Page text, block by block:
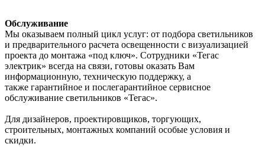
Обслуживание
Мы оказываем полный цикл услуг: от подбора светильников
и предварительного расчета освещенности с визуализацией
проекта до монтажа «под ключ». Сотрудники «Тегас
электрик» всегда на связи, готовы оказать Вам
информационную, техническую поддержку, а
также гарантийное и послегарантийное сервисное
обслуживание светильников «Тегас».
Для дизайнеров, проектировщиков, торгующих,
строительных, монтажных компаний особые условия и
скидки.